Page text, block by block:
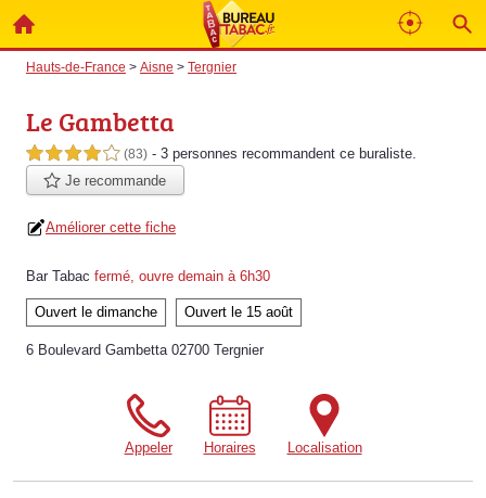
Hauts-de-France > Aisne > Tergnier
Le Gambetta
4,0 étoiles sur 5 (83) - 3 personnes recommandent ce buraliste.
Je recommande
Améliorer cette fiche
Bar Tabac fermé, ouvre demain à 6h30
Ouvert le dimanche Ouvert le 15 août
6 Boulevard Gambetta 02700 Tergnier
Appeler Horaires Localisation